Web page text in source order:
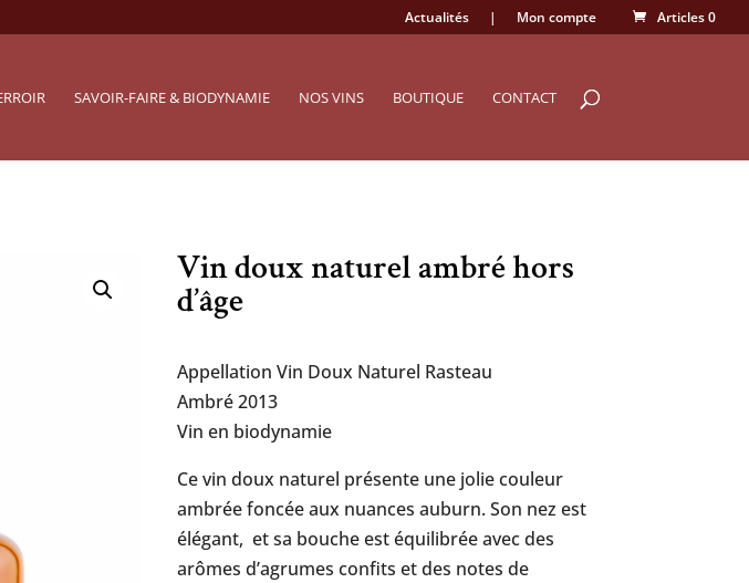
Actualités | Mon compte Articles 0
SAVOIR-FAIRE & BIODYNAMIE NOS VINS BOUTIQUE CONTACT
Vin doux naturel ambré hors
d’âge
Appellation Vin Doux Naturel Rasteau
Ambré 2013
Vin en biodynamie
Ce vin doux naturel présente une jolie couleur
ambrée foncée aux nuances auburn. Son nez est
élégant, et sa bouche est équilibrée avec des
arômes d’agrumes confits et des notes de